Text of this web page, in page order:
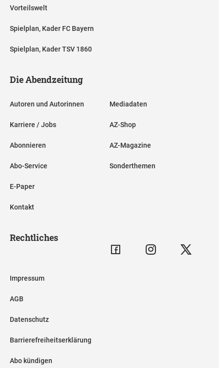
Vorteilswelt
Spielplan, Kader FC Bayern
Spielplan, Kader TSV 1860
Die Abendzeitung
Autoren und Autorinnen
Karriere / Jobs
Abonnieren
Abo-Service
E-Paper
Kontakt
Mediadaten
AZ-Shop
AZ-Magazine
Sonderthemen
Rechtliches
Impressum
AGB
Datenschutz
Barrierefreiheitserklärung
Abo kündigen